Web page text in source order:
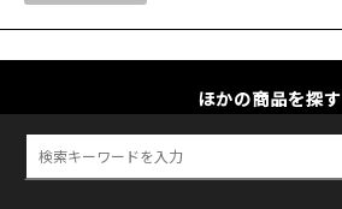
ほかの商品を探す